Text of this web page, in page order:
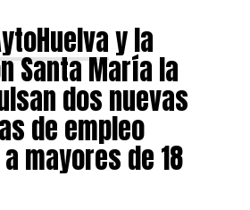
y la
Santa María la
dos nuevas
de empleo
mayores de 18